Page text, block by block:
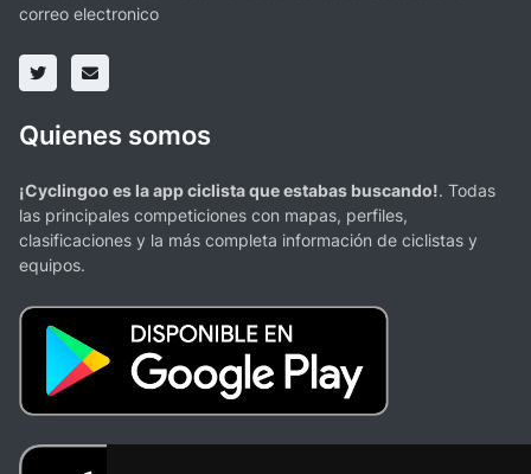
correo electronico
Quienes somos
¡Cyclingoo es la app ciclista que estabas buscando!. Todas
las principales competiciones con mapas, perfiles,
clasificaciones y la más completa información de ciclistas y
equipos.